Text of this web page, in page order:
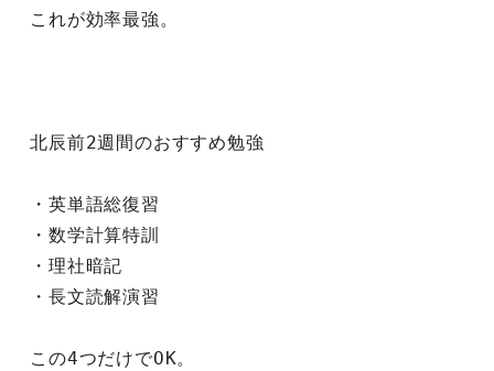
これが効率最強。
北辰前2週間のおすすめ勉強
・英単語総復習
・数学計算特訓
・理社暗記
・長文読解演習
この4つだけでOK。